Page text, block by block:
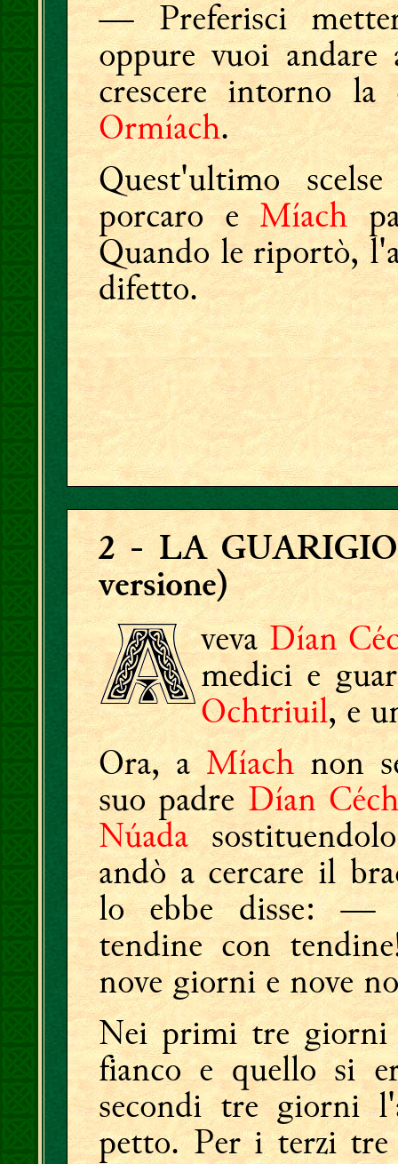
— Preferisci
oppure vuoi andare
crescere intorno
Ormíach.
Quest'ultimo
porcaro eMíach
Quando le riportò,
difetto.
2- LA
versione)
vevaDían
medici e
Ochtriuil, e
Ora, aMíachnon
suo padre Dían
Núada
andò a cercare il
lo ebbe disse: —
tendine con
nove giorni e nove
Nei primi tre giorni
fianco e quello si
secondi tre giorni
petto. Per i terzi